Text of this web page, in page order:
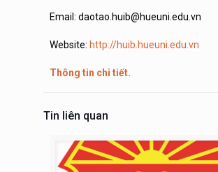
Email: daotao.huib@hueuni.edu.vn
Website: http://huib.hueuni.edu.vn
Thông tin chi tiết.
Tin liên quan